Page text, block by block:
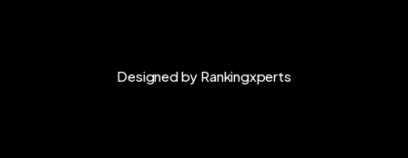
Designed by Rankingxperts